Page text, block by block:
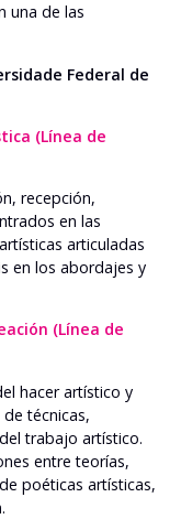
una de las
Federal de
(Línea de
recepción,
en las
articuladas
en los abordajes y
(Línea de
hacer artístico y
técnicas,
trabajo artístico.
entre teorías,
poéticas artísticas,